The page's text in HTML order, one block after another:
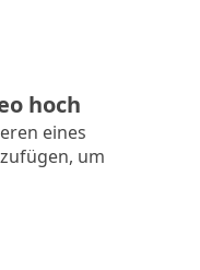
hoch
eines
um